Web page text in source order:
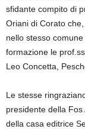
sfidante compito di
Oriani di Corato
nello stesso
formazione le
Leo Concetta,
Le stesse
presidente della
della casa editrice